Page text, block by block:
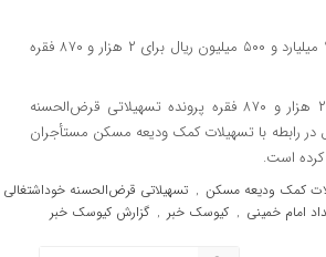
این بانک همچنین در حوزه تسهیلات قرض‌الحسنه فرزندآوری در مدت مذکور یکهزار و ۹۰۳ میلیارد و ۵۰۰ میلیون ریال برای ۲ هزار و ۸۷۰ فقره
در همین راستا بانک سپه میزان ۳ هزار و ۴۳۳ میلیارد و ۸۸ میلیون ریال در قالب ۲ هزار و ۸۷۰ فقره پرونده تسهیلاتی قرض‌الحسنه
کمیته امداد امام خمینی(ره) و ۶۴۶ میلیارد و ۷۰۰ میلیون ریال در رابطه با تسهیلات کمک ودیعه مسکن مستأجران
کمک ودیعه مسکن , تسهیلاتی قرض‌الحسنه خوداشتغالی
امام خمینی , کیوسک خبر , گزارش کیوسک خبر